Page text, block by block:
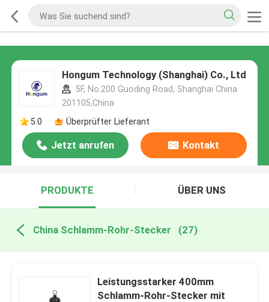
Hongum Technology (Shanghai) Co., Ltd
5F, No.200 Guoding Road, Shanghai China
201105,China
5.0
Überprüfter Lieferant
Jetzt anrufen Kontakt
PRODUKTE ÜBER UNS
China Schlamm-Rohr-Stecker (27)
Leistungsstarker 400mm
Schlamm-Rohr-Stecker mit